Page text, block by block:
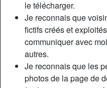
le télécharger.
Je reconnais que
fictifs créés et
communiquer avec
autres.
Je reconnais que les
photos de la page de
Relation:
Couleur des cheveux:
Épilé(e):
Fumeur(euse):
Description